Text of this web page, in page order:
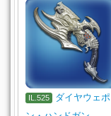
IL.525
ダイヤウェポ